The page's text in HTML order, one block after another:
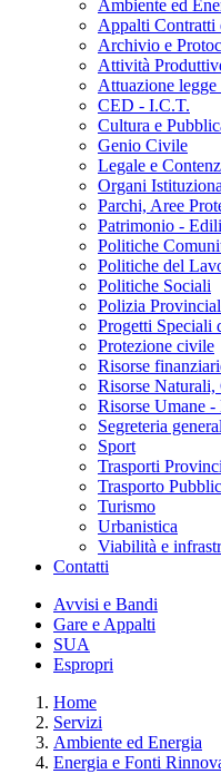
Ambiente ed
Appalti Contratti
Archivio e
Attività
Attuazione
CED - I.C.T.
Cultura e
Genio Civile
Legale e
Organi
Parchi, Aree
Patrimonio -
Politiche
Politiche del
Politiche Sociali
Polizia
Progetti Speciali
Protezione civile
Risorse
Risorse Naturali,
Risorse Umane -
Segreteria
Sport
Trasporti
Trasporto
Turismo
Urbanistica
Viabilità e
Contatti
Avvisi e Bandi
Gare e Appalti
SUA
Espropri
Home
Servizi
Ambiente ed Energia
Energia e Fonti